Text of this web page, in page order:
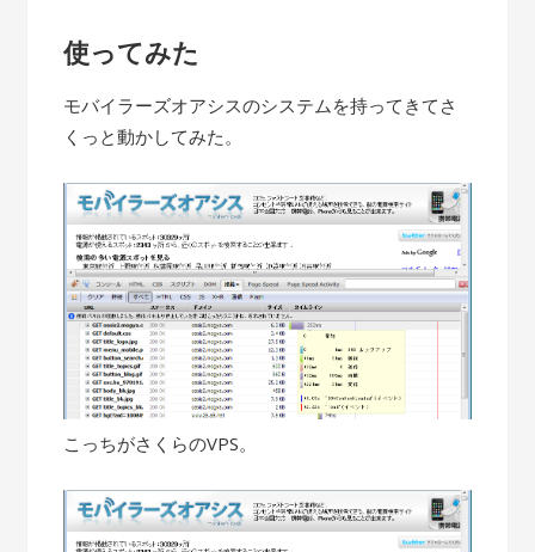
使ってみた
モバイラーズオアシスのシステムを持ってきてさ
くっと動かしてみた。
こっちがさくらのVPS。